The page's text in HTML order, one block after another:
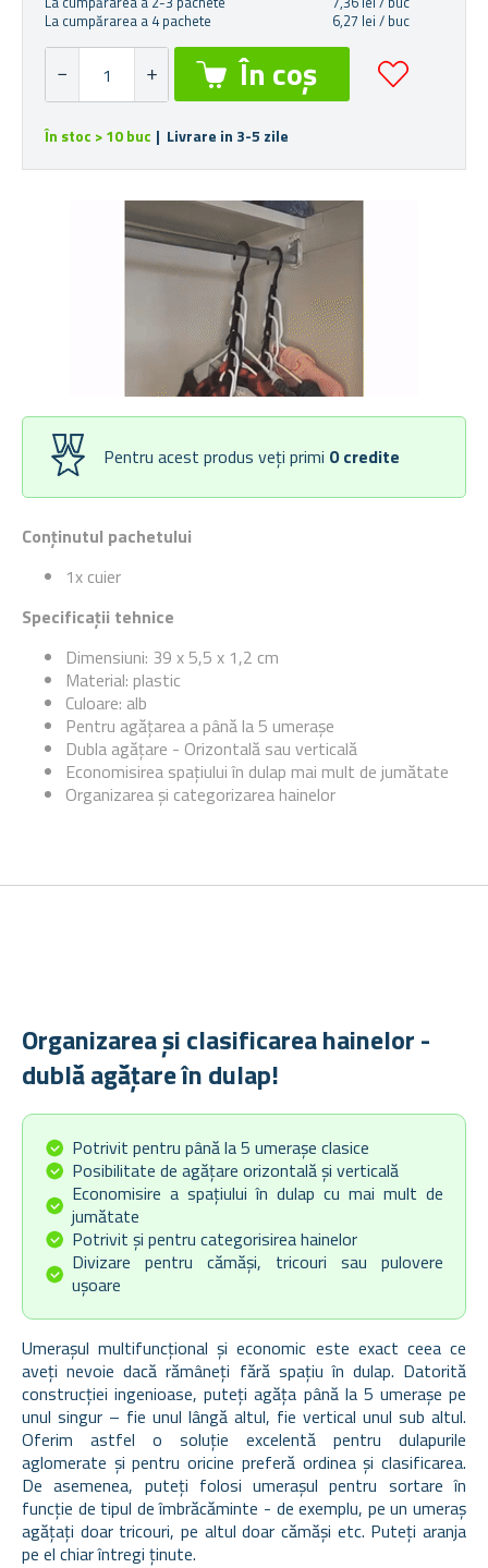
Conținutul pachetului
1x cuier
Specificații tehnice
Dimensiuni: 39 x 5,5 x 1,2 cm
Material: plastic
Culoare: alb
Pentru agățarea a până la 5 umerașe
Dubla agățare - Orizontală sau verticală
Economisirea spațiului în dulap mai mult de jumătate
Organizarea și categorizarea hainelor
La cumpărarea a 4 pachete
6,27 lei / buc
În stoc > 10 buc | Livrare in 3-5 zile
Pentru acest produs veți primi 0 credite
Organizarea și clasificarea hainelor -
dublă agățare în dulap!
Potrivit pentru până la 5 umerașe clasice
Posibilitate de agățare orizontală și verticală
Economisire a spațiului în dulap cu mai mult de
jumătate
Potrivit și pentru categorisirea hainelor
Divizare pentru cămăși, tricouri sau pulovere
ușoare
Umerașul multifuncțional și economic este exact ceea ce
aveți nevoie dacă rămâneți fără spațiu în dulap. Datorită
construcției ingenioase, puteți agăța până la 5 umerașe pe
unul singur – fie unul lângă altul, fie vertical unul sub altul.
Oferim astfel o soluție excelentă pentru dulapurile
aglomerate și pentru oricine preferă ordinea și clasificarea.
De asemenea, puteți folosi umerașul pentru sortare în
funcție de tipul de îmbrăcăminte - de exemplu, pe un umeraș
agățați doar tricouri, pe altul doar cămăși etc. Puteți aranja
pe el chiar întregi ținute.